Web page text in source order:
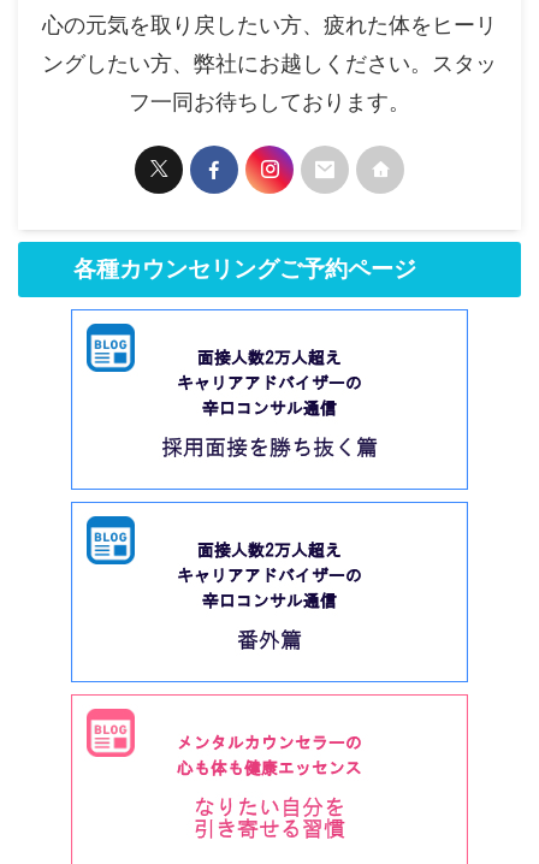
心の元気を取り戻したい方、疲れた体をヒーリ
ングしたい方、弊社にお越しください。スタッ
フ一同お待ちしております。
各種カウンセリングご予約ページ